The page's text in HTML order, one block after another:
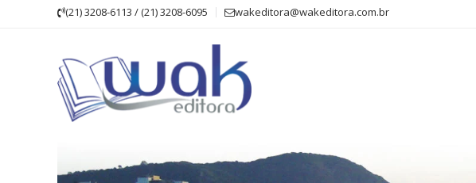
(21) 3208-6113 / (21) 3208-6095 wakeditora@wakeditora.com.br